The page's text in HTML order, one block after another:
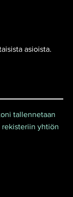
asioista.
tallennetaan
rekisteriin yhtiön